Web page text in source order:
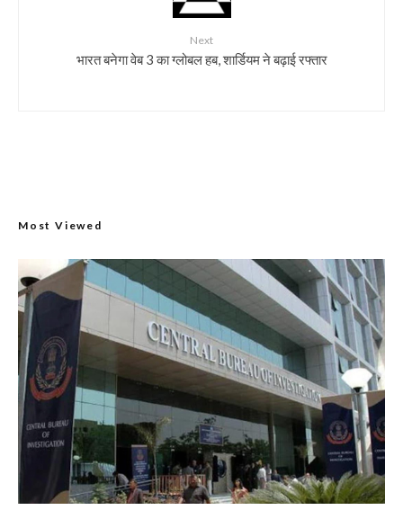
Next
भारत बनेगा वेब 3 का ग्लोबल हब, शार्डियम ने बढ़ाई रफ्तार
Most Viewed